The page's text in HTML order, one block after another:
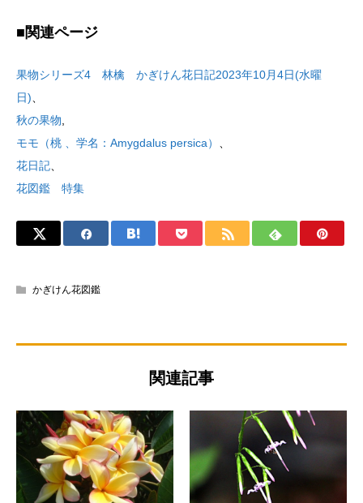
■関連ページ
果物シリーズ4 林檎 かぎけん花日記2023年10月4日(水曜
日)
秋の果物
モモ（桃 、学名：Amygdalus persica）
花日記
花図鑑 特集
かぎけん花図鑑
関連記事